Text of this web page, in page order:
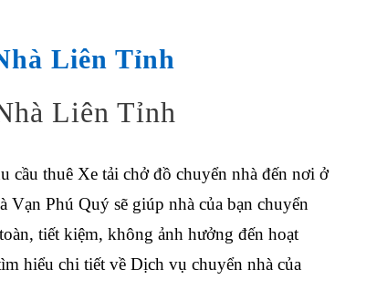
Liên Tỉnh
Liên Tỉnh
cầu thuê Xe tải chở đồ chuyển nhà đến nơi ở
Phú Quý sẽ giúp nhà của bạn chuyển
tiết kiệm, không ảnh hưởng đến hoạt
hiểu chi tiết về Dịch vụ chuyển nhà của